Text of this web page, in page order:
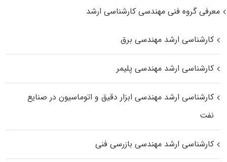
معرفی گروه فنی مهندسی کارشناسی ارشد
کارشناسی ارشد مهندسی برق
کارشناسی ارشد مهندسی پلیمر
کارشناسی ارشد مهندسی ابزار دقیق و اتوماسیون در صنایع
نفت
کارشناسی ارشد مهندسی بازرسی فنی